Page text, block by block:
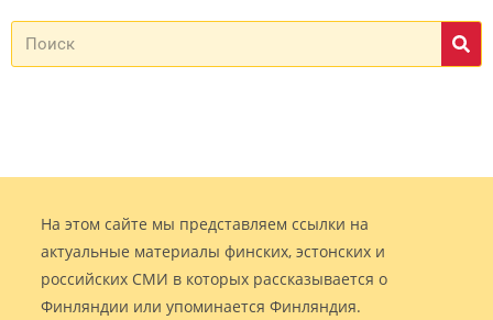
На этом сайте мы представляем ссылки на
актуальные материалы финских, эстонских и
российских СМИ в которых рассказывается о
Финляндии или упоминается Финляндия.